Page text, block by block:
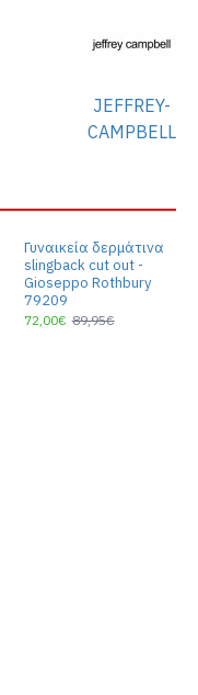
JEFFREY-
CAMPBELL
Γυναικεία δερμάτινα
slingback cut out -
Gioseppo Rothbury
79209
72,00€ 89,95€